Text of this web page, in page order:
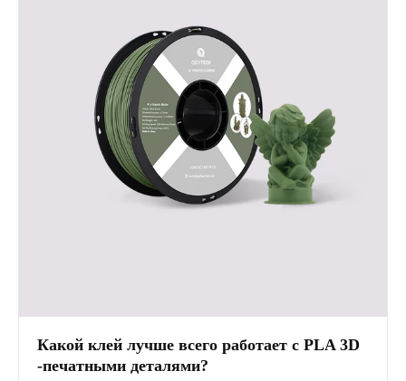
Какой клей лучше всего работает с PLA 3D
-печатными деталями?